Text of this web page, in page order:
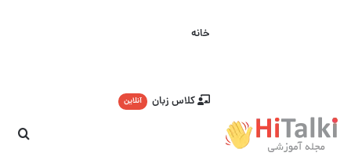
خانه
کلاس زبان آنلاین